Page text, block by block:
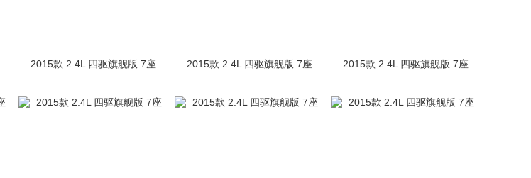
2015款 2.4L 四驱旗舰版 7座 2015款 2.4L 四驱旗舰版 7座 2015款 2.4L 四驱旗舰版 7座